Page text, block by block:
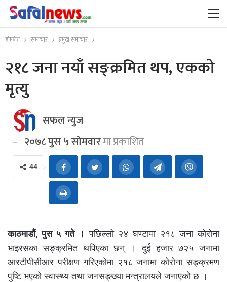
होमपेज समाचार प्रमुख समाचार
२१८ जना नयाँ सङ्क्रमित थप, एकको
मृत्यु
सफल न्युज
२०७८ पुस ५ सोमवारमा प्रकाशित
44
काठमाडौं, पुस ५ गते । पछिल्लो २४ घण्टामा २१८ जना कोरोना
भाइरसका सङ्क्रमित थपिएका छन् । दुई हजार ७२५ जनामा
आरटीपीसीआर परीक्षण गरिएकोमा २१८ जनामा कोरोना सङ्क्रमण
पुष्टि भएको स्वास्थ्य तथा जनसङ्ख्या मन्त्रालयले जनाएको छ ।